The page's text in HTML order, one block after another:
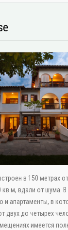
в 150 метрах
вдали от шума.
и апартаменты, в
двух до четырех
имеется